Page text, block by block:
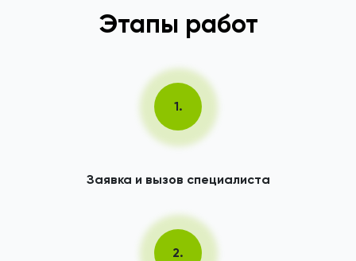
Этапы работ
1.
Заявка и вызов специалиста
2.